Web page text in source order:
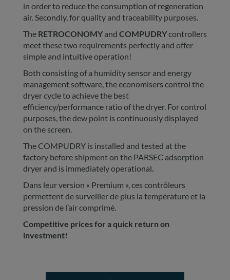
in order to reduce the consumption of regeneration
air. Secondly, for quality and traceability purposes.
The RETROCONOMY and COMPUDRYcontrollers
meet these two requirements perfectly and offer
simple and intuitive operation!
Both consisting of a humidity sensor and energy
management software, the economisers control the
dryer cycle to achieve the best
efficiency/performance ratio of the dryer. For control
purposes, the dew point is continuously displayed
on the screen.
The COMPUDRY is installed and tested at the
factory before shipment on the PARSEC adsorption
dryer and is immediately operational.
Dans leur version « Premium », ces contrôleurs
permettent de surveiller de plus la température et la
pression de l’air comprimé.
Competitive prices for a quick return on
investment!